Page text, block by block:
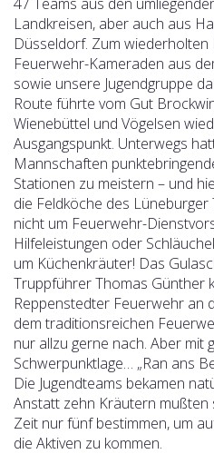
Landkreisen, aber auch aus
Düsseldorf. Zum
Feuerwehr-Kameraden aus
sowie unsere Jugendgruppe
Route führte vom Gut
Wienebüttel und Vögelsen
Ausgangspunkt. Unterwegs
Mannschaften
Stationen zu meistern – und
die Feldköche des Lüneburger
nicht um Feuerwehr-
Hilfeleistungen oder
um Küchenkräuter! Das
Truppführer Thomas Günther
Reppenstedter Feuerwehr an
dem traditionsreichen
nur allzu gerne nach. Aber mit
Schwerpunktlage… „Ran ans
Die Jugendteams bekamen
Anstatt zehn Kräutern mußten
Zeit nur fünf bestimmen, um
die Aktiven zu kommen.